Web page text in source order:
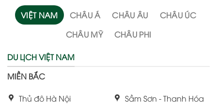
VIỆT NAM CHÂU Á CHÂU ÂU
CHÂU ÚC
CHÂU MỸ
CHÂU PHI
DU LỊCH VIỆT NAM
MIỀN BẮC
Thủ đô Hà Nội
Sầm Sơn - Thanh Hóa